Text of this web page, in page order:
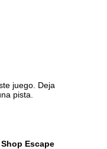
juego. Deja
pista.
Escape